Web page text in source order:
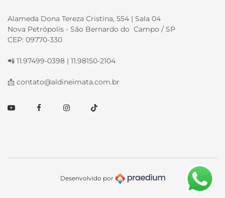
Alameda Dona Tereza Cristina, 554 | Sala 04
Nova Petrópolis - São Bernardo do Campo / SP
CEP: 09770-330
📲 11.97499-0398 | 11.98150-2104
📩 contato@aldineimata.com.br
YoutubeFacebookInstagramTikTok
Desenvolvido por